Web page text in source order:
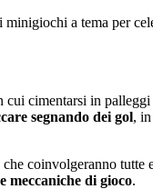
a tema per
cui cimentarsi in
segnando dei gol,
coinvolgeranno
meccaniche di gioco.